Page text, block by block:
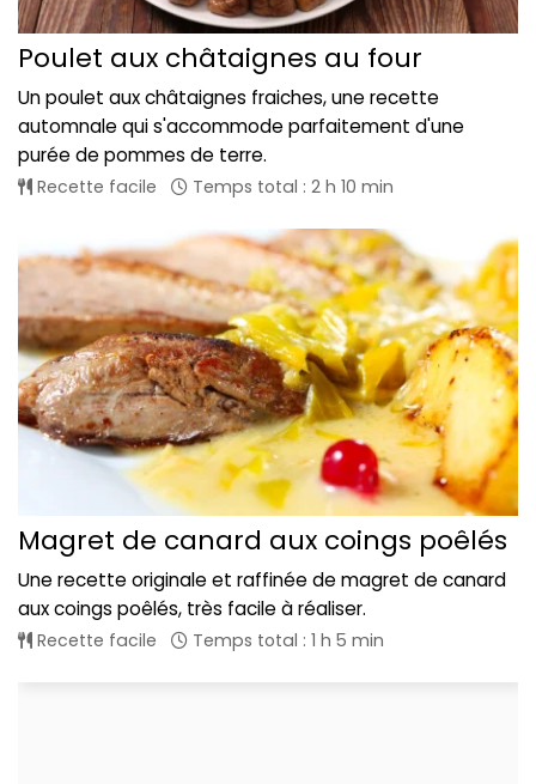
Poulet aux châtaignes au four
Un poulet aux châtaignes fraiches, une recette
automnale qui s'accommode parfaitement d'une
purée de pommes de terre.
Recette facile Temps total : 2 h 10 min
Magret de canard aux coings poêlés
Une recette originale et raffinée de magret de canard
aux coings poêlés, très facile à réaliser.
Recette facile Temps total : 1 h 5 min